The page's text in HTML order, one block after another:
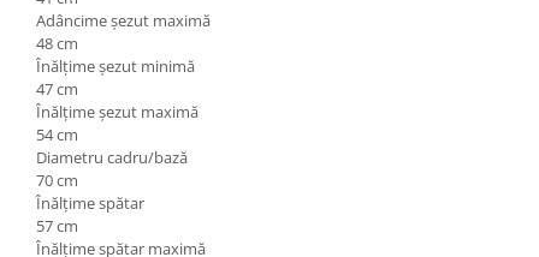
Adâncime șezut maximă
48 cm
Înălțime șezut minimă
47 cm
Înălțime șezut maximă
54 cm
Diametru cadru/bază
70 cm
Înălțime spătar
57 cm
Înălțime spătar maximă